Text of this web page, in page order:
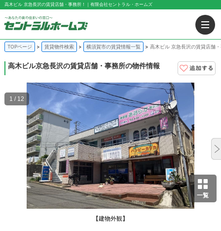
高木ビル 京急長沢の賃貸店舗・事務所！｜有限会社セントラル・ホームズ
TOPページ 賃貸物件検索 横須賀市の賃貸情報一覧 高木ビル 京急長沢の賃貸店舗
高木ビル京急長沢の賃貸店舗・事務所の物件情報
一覧
【建物外観】
1 / 12